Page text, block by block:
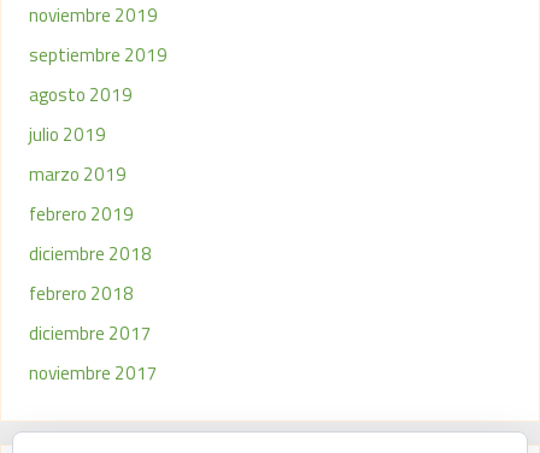
noviembre 2019
septiembre 2019
agosto 2019
julio 2019
marzo 2019
febrero 2019
diciembre 2018
febrero 2018
diciembre 2017
noviembre 2017